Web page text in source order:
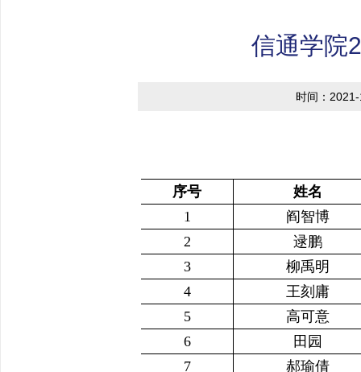
信通学院
时间：
序号
姓名
1
阎智博
2
逯鹏
3
柳禹明
4
王刻庸
5
高可意
6
田园
7
郝瑜倩